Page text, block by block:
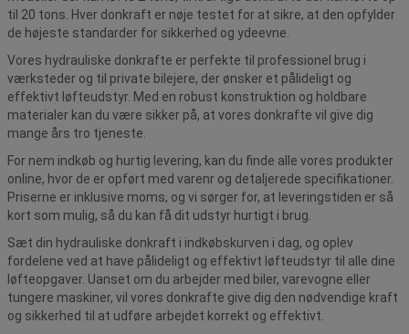
til 20 tons. Hver donkraft er nøje testet for at sikre, at den opfylder
de højeste standarder for sikkerhed og ydeevne.
Vores hydrauliske donkrafte er perfekte til professionel brug i
værksteder og til private bilejere, der ønsker et pålideligt og
effektivt løfteudstyr. Med en robust konstruktion og holdbare
materialer kan du være sikker på, at vores donkrafte vil give dig
mange års tro tjeneste.
For nem indkøb og hurtig levering, kan du finde alle vores produkter
online, hvor de er opført med varenr og detaljerede specifikationer.
Priserne er inklusive moms, og vi sørger for, at leveringstiden er så
kort som mulig, så du kan få dit udstyr hurtigt i brug.
Sæt din hydrauliske donkraft i indkøbskurven i dag, og oplev
fordelene ved at have pålideligt og effektivt løfteudstyr til alle dine
løfteopgaver. Uanset om du arbejder med biler, varevogne eller
tungere maskiner, vil vores donkrafte give dig den nødvendige kraft
og sikkerhed til at udføre arbejdet korrekt og effektivt.